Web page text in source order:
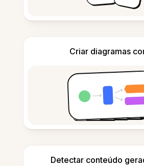
Criar diagramas
Detectar conteúdo